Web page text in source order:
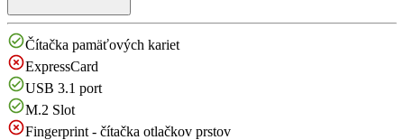
Čítačka pamäťových kariet
ExpressCard
USB 3.1 port
M.2 Slot
Fingerprint - čítačka otlačkov prstov